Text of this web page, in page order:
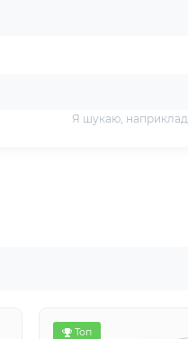
Я шукаю, наприклад,
Топ